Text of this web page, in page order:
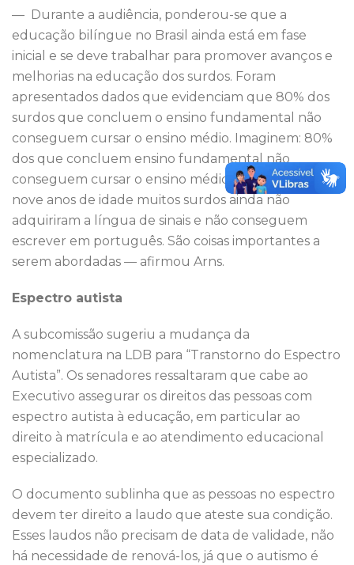
— Durante a audiência, ponderou-se que a
educação bilíngue no Brasil ainda está em fase
inicial e se deve trabalhar para promover avanços e
melhorias na educação dos surdos. Foram
apresentados dados que evidenciam que 80% dos
surdos que concluem o ensino fundamental não
conseguem cursar o ensino médio. Imaginem: 80%
dos que concluem ensino fundamental não
conseguem cursar o ensino médio! E que até os
nove anos de idade muitos surdos ainda não
adquiriram a língua de sinais e não conseguem
escrever em português. São coisas importantes a
serem abordadas — afirmou Arns.
Espectro autista
A subcomissão sugeriu a mudança da
nomenclatura na LDB para “Transtorno do Espectro
Autista”. Os senadores ressaltaram que cabe ao
Executivo assegurar os direitos das pessoas com
espectro autista à educação, em particular ao
direito à matrícula e ao atendimento educacional
especializado.
O documento sublinha que as pessoas no espectro
devem ter direito a laudo que ateste sua condição.
Esses laudos não precisam de data de validade, não
há necessidade de renová-los, já que o autismo é